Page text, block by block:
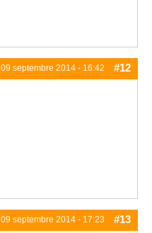
09 septembre 2014 - 16:42 #12
09 septembre 2014 - 17:23 #13